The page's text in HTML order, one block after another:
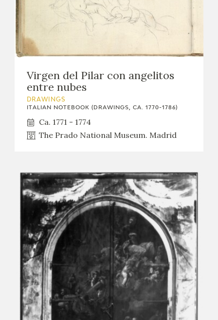
Virgen del Pilar con angelitos
entre nubes
DRAWINGS
ITALIAN NOTEBOOK (DRAWINGS, CA. 1770-1786)
Ca. 1771 - 1774
The Prado National Museum. Madrid